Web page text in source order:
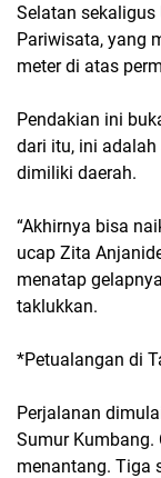
Selatan sekaligus
Pariwisata, yang
meter di atas
Pendakian ini
dari itu, ini
dimiliki daerah.
“Akhirnya bisa
ucap Zita
menatap
taklukkan.
*Petualangan di
Perjalanan
Sumur Kumbang.
menantang. Tiga